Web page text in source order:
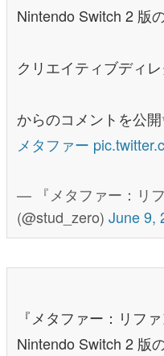
Nintendo Switch 2 版
クリエイティブディ
からのコメントを公開
メタファー
— 『メタファー：リ
(@stud_zero) June 9,
『メタファー：リファ
Nintendo Switch 2 版